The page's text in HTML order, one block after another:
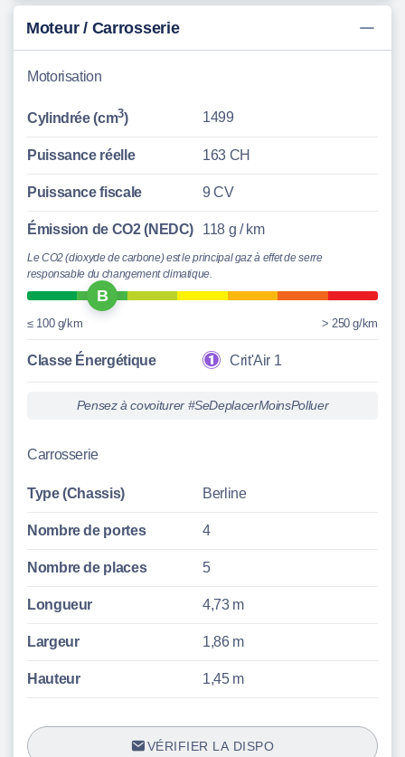
Moteur / Carrosserie
Motorisation
Cylindrée (cm3) 1499
Puissance réelle 163 CH
Puissance fiscale 9 CV
Émission de CO2 (NEDC) 118 g / km
Le CO2 (dioxyde de carbone) est le principal gaz à effet de serre
responsable du changement climatique.
B
≤ 100 g/km > 250 g/km
Classe Énergétique Crit'Air 1
Pensez à covoiturer #SeDeplacerMoinsPolluer
Carrosserie
Type (Chassis) Berline
Nombre de portes 4
Nombre de places 5
Longueur 4,73 m
Largeur 1,86 m
Hauteur 1,45 m
VÉRIFIER LA DISPO